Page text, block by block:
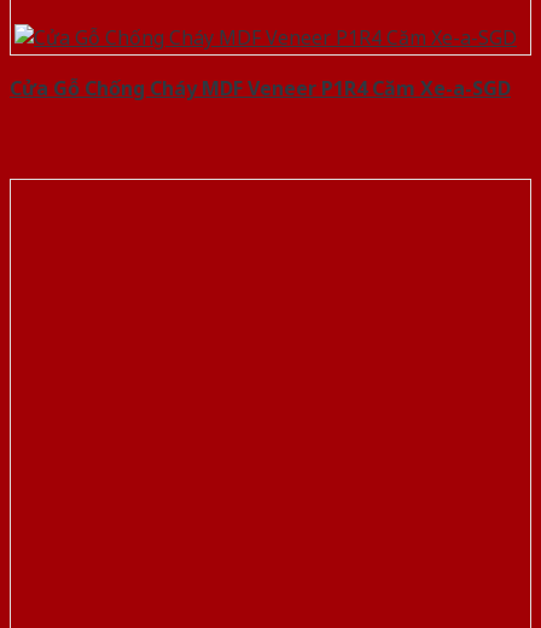
Cửa Gỗ Chống Cháy MDF Veneer P1R4 Căm Xe-a-SGD